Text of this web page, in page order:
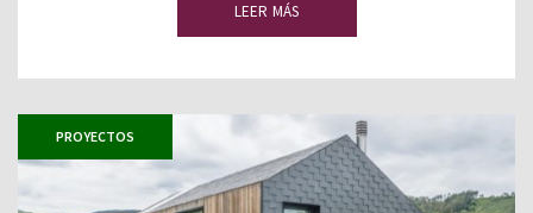
LEER MÁS
PROYECTOS